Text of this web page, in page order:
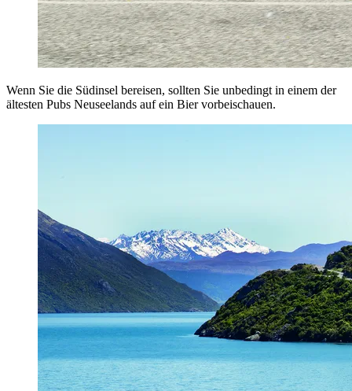
Wenn Sie die Südinsel bereisen, sollten Sie unbedingt in einem der
ältesten Pubs Neuseelands auf ein Bier vorbeischauen.